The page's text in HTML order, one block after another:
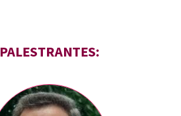
PALESTRANTES: